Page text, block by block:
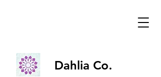
Dahlia Co.
Dahlia Co.